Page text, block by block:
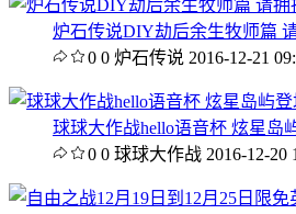
炉石传说DIY劫后余生牧师篇
0 0 炉石传说 2016-12-21
球球大作战hello语音杯 炫星岛
0 0 球球大作战 2016-12-20